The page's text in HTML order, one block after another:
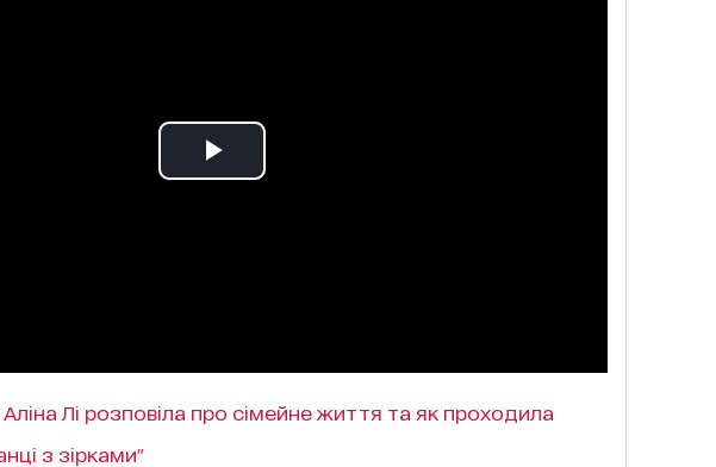
Аліна Лі розповіла про сімейне життя та як проходила
з зірками"